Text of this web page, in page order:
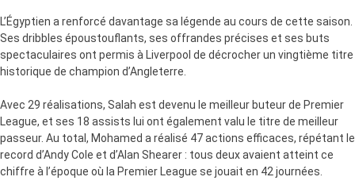
L’Égyptien a renforcé davantage sa légende au cours de cette saison.
Ses dribbles époustouflants, ses offrandes précises et ses buts
spectaculaires ont permis à Liverpool de décrocher un vingtième titre
historique de champion d’Angleterre.
Avec 29 réalisations, Salah est devenu le meilleur buteur de Premier
League, et ses 18 assists lui ont également valu le titre de meilleur
passeur. Au total, Mohamed a réalisé 47 actions efficaces, répétant le
record d’Andy Cole et d’Alan Shearer : tous deux avaient atteint ce
chiffre à l’époque où la Premier League se jouait en 42 journées.